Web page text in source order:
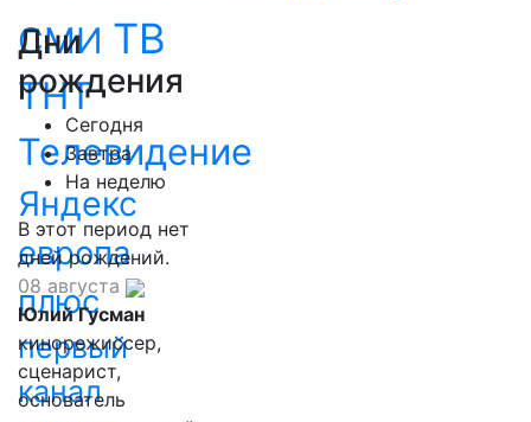
СМИ ТВ
ТНТ
Телевидение
Яндекс
европа
плюс
первый
канал
Дни
рождения
Сегодня
Завтра
На неделю
В этот период нет
дней рождений.
08 августа
Юлий Гусман
кинорежиссер,
сценарист,
основатель